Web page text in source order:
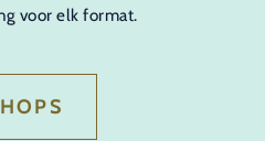
voor elk format.